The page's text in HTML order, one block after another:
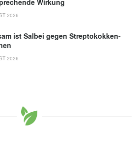
Wirkung
2026
ist Salbei gegen Streptokokken-
2026